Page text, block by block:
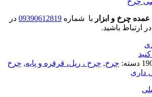
چرخ و ابزار با شماره 09390612819 در
ارتباط باشید.
دسته: چرخ, چرخ ، ریل، قرقره و پایه, چرخ
داری